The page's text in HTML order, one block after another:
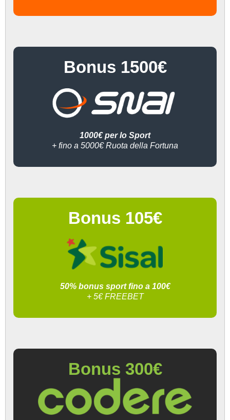
Bonus 1500€
1000€ per lo Sport
+ fino a 5000€ Ruota della Fortuna
Bonus 105€
50% bonus sport fino a 100€
+ 5€ FREEBET
Bonus 300€